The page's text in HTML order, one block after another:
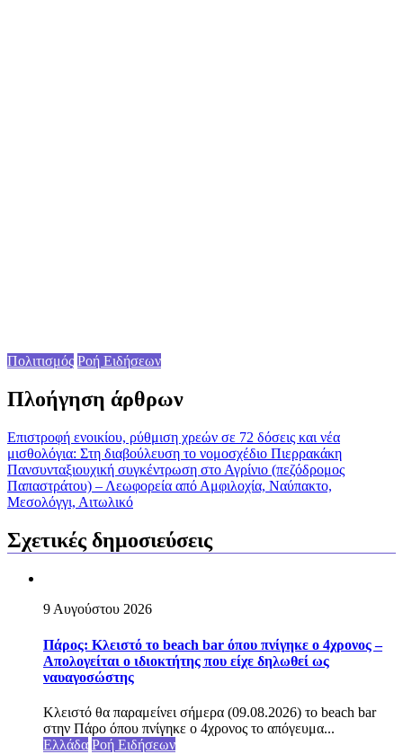
Πολιτισμός Ροή Ειδήσεων
Πλοήγηση άρθρων
Eπιστροφή ενοικίου, ρύθμιση χρεών σε 72 δόσεις και νέα
μισθολόγια: Στη διαβούλευση το νομοσχέδιο Πιερρακάκη
Πανσυνταξιουχική συγκέντρωση στο Αγρίνιο (πεζόδρομος
Παπαστράτου) – Λεωφορεία από Αμφιλοχία, Ναύπακτο,
Μεσολόγγι, Αιτωλικό
Σχετικές δημοσιεύσεις
9 Αυγούστου 2026
Πάρος: Κλειστό το beach bar όπου πνίγηκε ο 4χρονος –
Απολογείται ο ιδιοκτήτης που είχε δηλωθεί ως
ναυαγοσώστης
Κλειστό θα παραμείνει σήμερα (09.08.2026) το beach bar
στην Πάρο όπου πνίγηκε ο 4χρονος το απόγευμα...
Ελλάδα Ροή Ειδήσεων